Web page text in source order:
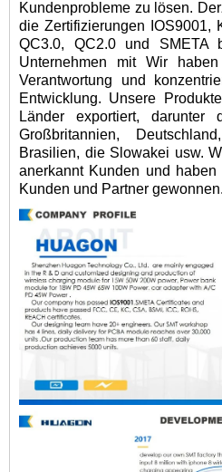
Kundenprobleme zu lösen.
die Zertifizierungen IOS9001,
QC3.0, QC2.0 und SMETA
Unternehmen mit Wir
Verantwortung und
Entwicklung. Unsere
Länder exportiert, darunter
Großbritannien,
Brasilien, die Slowakei usw.
anerkannt Kunden und
Kunden und Partner gewonnen.